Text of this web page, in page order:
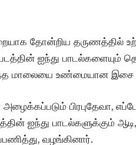
தோன்றிய தருணத்தில்
ஐந்து பாடல்களையும்
மாலையை உண்மையான இசை
பிரபுதேவா,
ஐந்து பாடல்களுக்கும்
வழங்கினார்.